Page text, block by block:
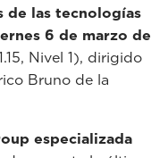
de las tecnologías
6 de marzo de
Nivel 1), dirigido
Bruno de la
especializada